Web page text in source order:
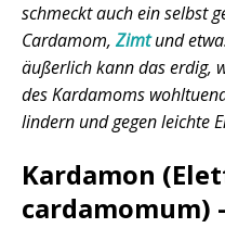
schmeckt auch ein selbst
Cardamom,Zimtund
äußerlich kann das erdig,
des Kardamoms
lindern und gegen leichte
Kardamon
cardamomum)